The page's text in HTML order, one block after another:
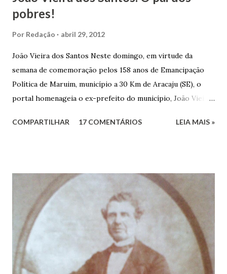
pobres!
Por Redação abril 29, 2012
João Vieira dos Santos Neste domingo, em virtude da
semana de comemoração pelos 158 anos de Emancipação
Política de Maruim, município a 30 Km de Aracaju (SE), o
portal homenageia o ex-prefeito do município, João Vieira
Vieira dos Santos e Arlinda Barroso dos Santos, nasceu em
infância pobre, João Vieira não pôde se dedicar aos
estudos, e então passou a colocar o trabalho em primeiro
plano para auxiliar na renda familiar. No comércio foi
garçon, dono de bar, de armarinho e depois de uma
panificação. “Ao contrário de muitos, que renegam suas
raízes e procuram obscurecer seu passado, orgulhava-se
em defender o pão como garçon, tendo incontáveis vezes
COMPARTILHAR 17 COMENTÁRIOS LEIA MAIS »